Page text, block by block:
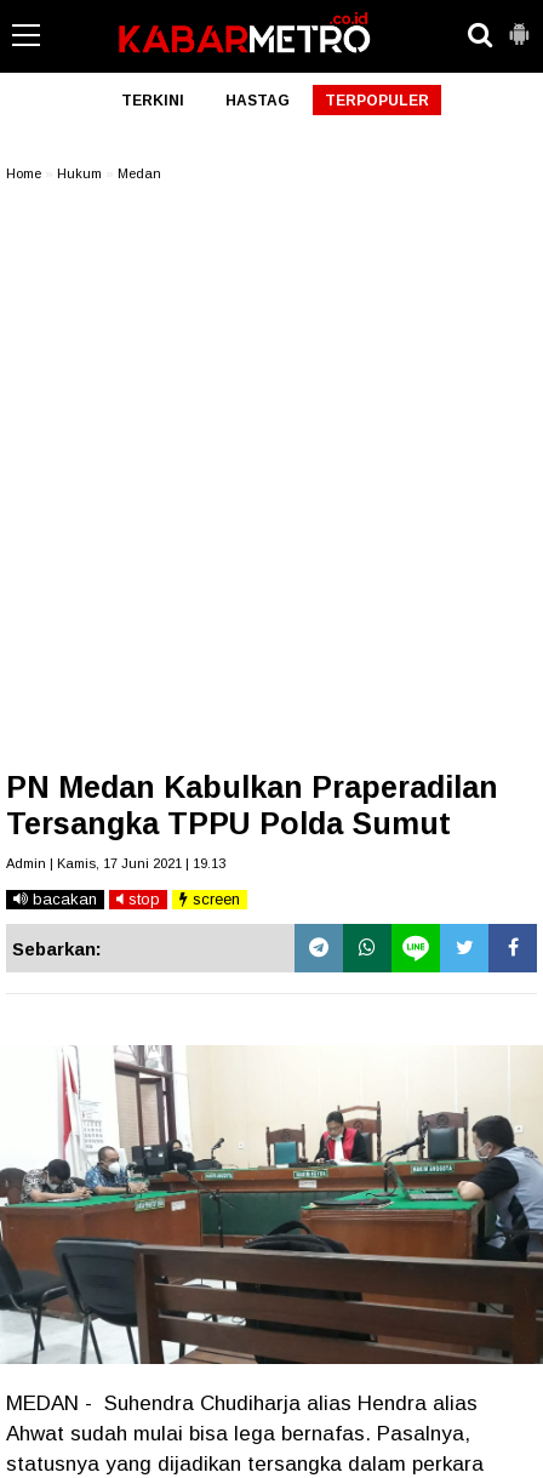
TERKINI HASTAG TERPOPULER
Home Hukum Medan
PN Medan Kabulkan Praperadilan
Tersangka TPPU Polda Sumut
Admin | Kamis, 17 Juni 2021 | 19.13
bacakan stop screen
Sebarkan:
MEDAN - Suhendra Chudiharja alias Hendra alias
Ahwat sudah mulai bisa lega bernafas. Pasalnya,
statusnya yang dijadikan tersangka dalam perkara